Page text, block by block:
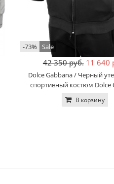
-73% Sale
42 350 руб. 11 640
Dolce Gabbana / Черный
спортивный костюм Dolce
В корзину